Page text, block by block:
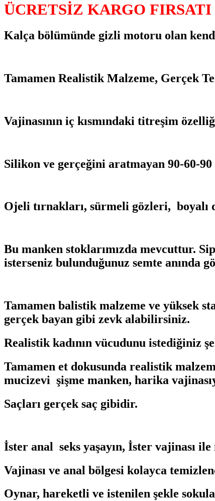
ÜCRETSİZ KARGO
Kalça bölümünde gizli motoru olan
Tamamen Realistik Malzeme, Gerçek
Vajinasının iç kısmındaki titreşim
Silikon ve gerçeğini aratmayan 90-60-
Ojeli tırnakları, sürmeli gözleri, boyalı
Bu manken stoklarımızda mevcuttur.
isterseniz bulunduğunuz semte anında
Tamamen balistik malzeme ve yüksek
gerçek bayan gibi zevk alabilirsiniz.
Realistik kadının vücudunu istediğiniz
Tamamen et dokusunda realistik
mucizevi şişme manken, harika
Saçları gerçek saç gibidir.
İster anal seks yaşayın, İster vajinası
Vajinası ve anal bölgesi kolayca
Oynar, hareketli ve istenilen şekle